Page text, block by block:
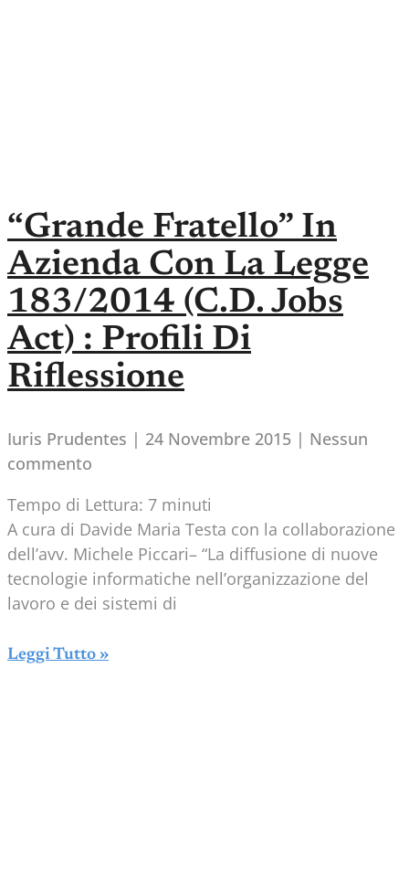
“Grande Fratello” In
Azienda Con La Legge
183/2014 (c.d. Jobs
Act) : Profili Di
Riflessione
Iuris Prudentes 24 Novembre 2015
Nessun
commento
Tempo di Lettura: 7 minuti
A cura di Davide Maria Testa con la collaborazione
dell’avv. Michele Piccari– “La diffusione di nuove
tecnologie informatiche nell’organizzazione del
lavoro e dei sistemi di
Leggi Tutto »